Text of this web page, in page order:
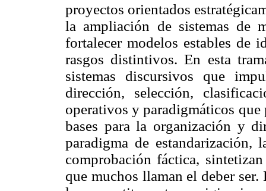
proyectos orientados
la ampliación de sistemas de
fortalecer modelos estables de
rasgos distintivos. En esta
sistemas discursivos que
dirección, selección,
operativos y paradigmáticos que
bases para la organización y
paradigma de estandarización,
comprobación fáctica,
que muchos llaman el deber ser.